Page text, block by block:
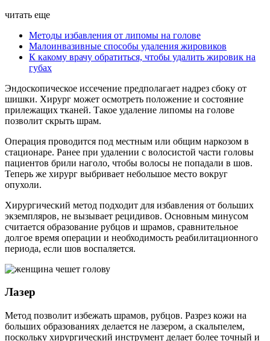
читать еще
Методы избавления от липомы на голове
Малоинвазивные способы удаления жировиков
К какому врачу обратиться, чтобы удалить жировик на
губах
Эндоскопическое иссечение предполагает надрез сбоку от
шишки. Хирург может осмотреть положение и состояние
прилежащих тканей. Такое удаление липомы на голове
позволит скрыть шрам.
Операция проводится под местным или общим наркозом в
стационаре. Ранее при удалении с волосистой части головы
пациентов брили наголо, чтобы волосы не попадали в шов.
Теперь же хирург выбривает небольшое место вокруг
опухоли.
Хирургический метод подходит для избавления от больших
экземпляров, не вызывает рецидивов. Основным минусом
считается образование рубцов и шрамов, сравнительное
долгое время операции и необходимость реабилитационного
периода, если шов воспаляется.
Лазер
Метод позволит избежать шрамов, рубцов. Разрез кожи на
больших образованиях делается не лазером, а скальпелем,
поскольку хирургический инструмент делает более точный и